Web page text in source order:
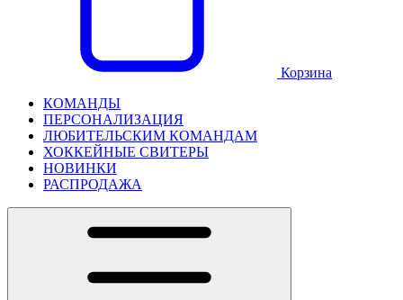
Корзина
КОМАНДЫ
ПЕРСОНАЛИЗАЦИЯ
ЛЮБИТЕЛЬСКИМ КОМАНДАМ
ХОККЕЙНЫЕ СВИТЕРЫ
НОВИНКИ
РАСПРОДАЖА